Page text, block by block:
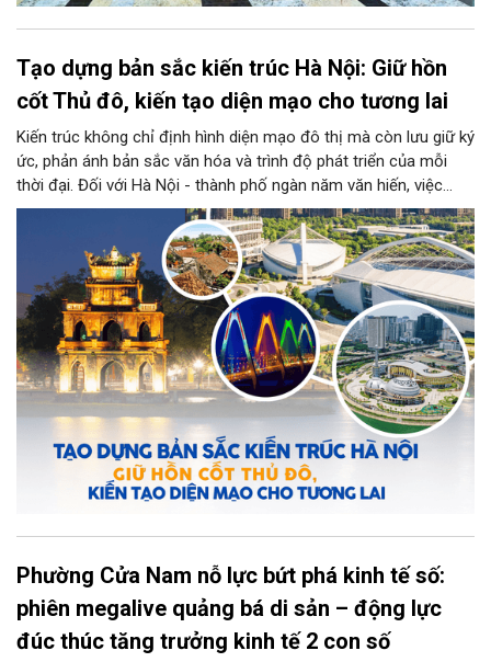
Tạo dựng bản sắc kiến trúc Hà Nội: Giữ hồn
cốt Thủ đô, kiến tạo diện mạo cho tương lai
Kiến trúc không chỉ định hình diện mạo đô thị mà còn lưu giữ ký
ức, phản ánh bản sắc văn hóa và trình độ phát triển của mỗi
thời đại. Đối với Hà Nội - thành phố ngàn năm văn hiến, việc
kiến tạo những công trình mới hài hòa với không gian lịch sử,
đồng thời phát huy vai trò của đội ngũ kiến trúc sư trong bảo
tồn và sáng tạo, là yêu cầu quan trọng để xây dựng Thủ đô
"Văn hiến - Văn minh - Hiện đại", đáp ứng yêu cầu phát triển
trong thời kỳ mới.
Phường Cửa Nam nỗ lực bứt phá kinh tế số:
phiên megalive quảng bá di sản – động lực
đúc thúc tăng trưởng kinh tế 2 con số